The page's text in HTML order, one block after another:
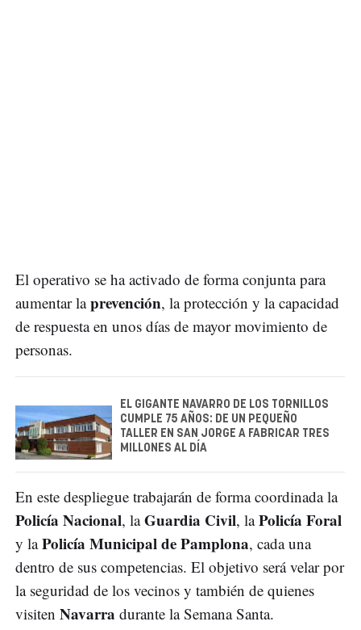
El operativo se ha activado de forma conjunta para
aumentar laprevención, la protección y la capacidad
de respuesta en unos días de mayor movimiento de
personas.
EL GIGANTE NAVARRO DE LOS TORNILLOS
CUMPLE 75 AÑOS: DE UN PEQUEÑO
TALLER EN SAN JORGE A FABRICAR TRES
MILLONES AL DÍA
En este despliegue trabajarán de forma coordinada la
Policía Nacional, laGuardia Civil, laPolicía Foral
y laPolicía Municipal de Pamplona, cada una
dentro de sus competencias. El objetivo será velar por
la seguridad de los vecinos y también de quienes
visiten Navarra durante la Semana Santa.